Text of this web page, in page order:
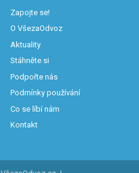
Zapojte se!
O VšezaOdvoz
Aktuality
Stáhněte si
Podpořte nás
Podmínky používání
Co se líbí nám
Kontakt